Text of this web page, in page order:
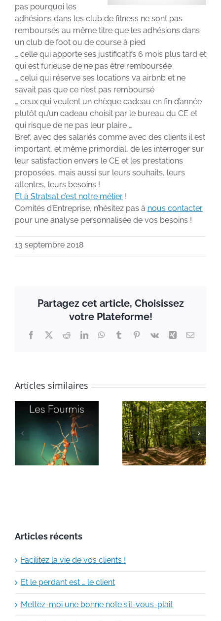
pas pourquoi les
adhésions dans les club de fitness ne sont pas
remboursés au même titre que les adhésions dans
un club de foot ou de course à pied
… celle qui apporte ses justificatifs 6 mois plus tard et
qui est furieuse de ne pas être remboursée
… celui qui réserve ses locations va airbnb et ne
savait pas que ce n’est pas remboursé
… ceux qui veulent un chèque cadeau en fin d’année
plutôt qu’un cadeau choisit par le bureau du CE et
qui risque de ne pas leur plaire …
Bref, avec des salariés comme avec des clients il est
important, et même primordial, de les interroger sur
leur satisfaction envers le CE et les prestations
proposées, mais aussi sur leurs souhaits, leurs
attentes, leurs besoins !
Et à Stratsat c’est notre métier !
Comités d’Entreprise, n’hésitez pas à nous contacter
pour une analyse personnalisée de vos besoins !
13 septembre 2018
Partagez cet article, Choisissez
votre Plateforme!
Facebook
X RedditLinkedInWhatsApp
TumblrPinterest
Vk Xing Email
Articles similaires
Formation à
la Relation
Client dans
l’immobilier
A qui
s’adressent
nos
formations ?
Articles récents
Facilitez la vie de vos clients !
Et le perdant est … le client
Mettez-moi une bonne note s’il-vous-plait